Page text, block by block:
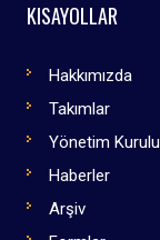
KISAYOLLAR
Hakkımızda
Takımlar
Yönetim Kurulu
Haberler
Arşiv